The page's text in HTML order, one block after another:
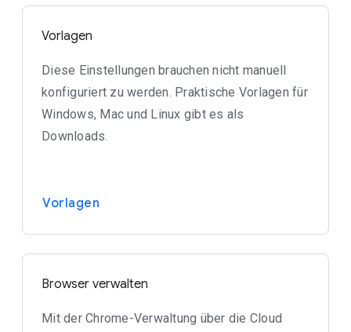
Vorlagen
Diese Einstellungen brauchen nicht manuell
konfiguriert zu werden. Praktische Vorlagen für
Windows, Mac und Linux gibt es als
Downloads.
Vorlagen
Browser verwalten
Mit der Chrome-Verwaltung über die Cloud